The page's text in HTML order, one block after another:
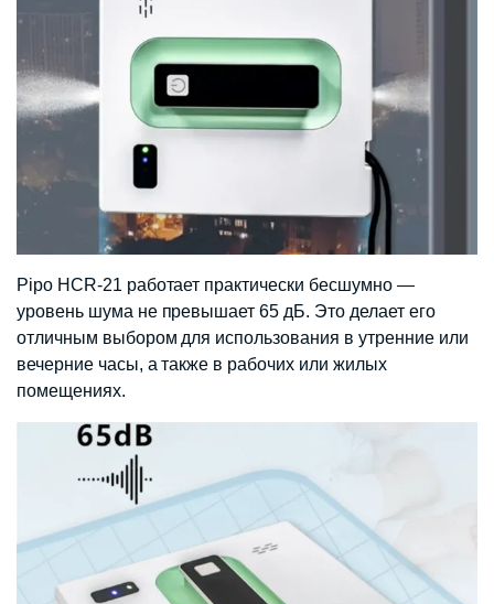
Pipo HCR-21 работает практически бесшумно —
уровень шума не превышает 65 дБ. Это делает его
отличным выбором для использования в утренние или
вечерние часы, а также в рабочих или жилых
помещениях.